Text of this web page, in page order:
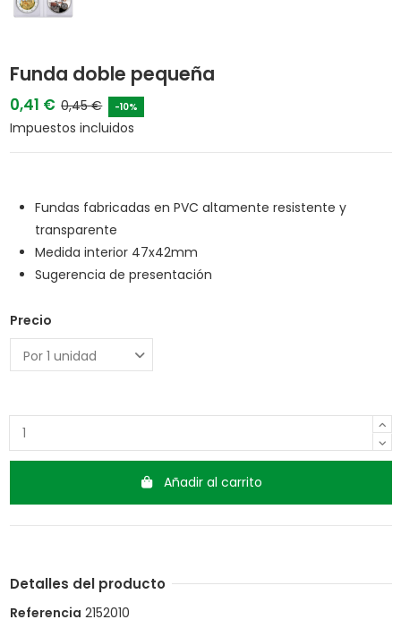
Funda doble pequeña
0,41 € 0,45 € -10%
Impuestos incluidos
Fundas fabricadas en PVC altamente resistente y
transparente
Medida interior 47x42mm
Sugerencia de presentación
Precio
Añadir al carrito
Detalles del producto
Referencia 2152010